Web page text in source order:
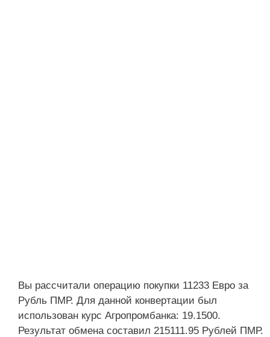
Вы рассчитали операцию покупки 11233 Евро за
Рубль ПМР. Для данной конвертации был
использован курс Агропромбанка: 19.1500.
Результат обмена составил 215111.95 Рублей ПМР.